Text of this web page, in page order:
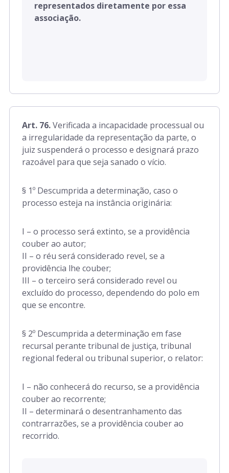
representados diretamente por essa
associação.
Art. 76.Verificada a incapacidade processual ou
a irregularidade da representação da parte, o
juiz suspenderá o processo e designará prazo
razoável para que seja sanado o vício.
§ 1º Descumprida a determinação, caso o
processo esteja na instância originária:
I – o processo será extinto, se a providência
couber ao autor;
II – o réu será considerado revel, se a
providência lhe couber;
III – o terceiro será considerado revel ou
excluído do processo, dependendo do polo em
que se encontre.
§ 2º Descumprida a determinação em fase
recursal perante tribunal de justiça, tribunal
regional federal ou tribunal superior, o relator:
I – não conhecerá do recurso, se a providência
couber ao recorrente;
II – determinará o desentranhamento das
contrarrazões, se a providência couber ao
recorrido.